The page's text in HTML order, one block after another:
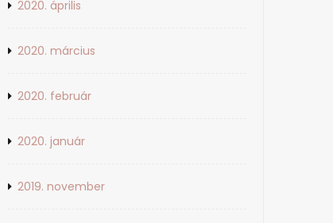
2020. április
2020. március
2020. február
2020. január
2019. november